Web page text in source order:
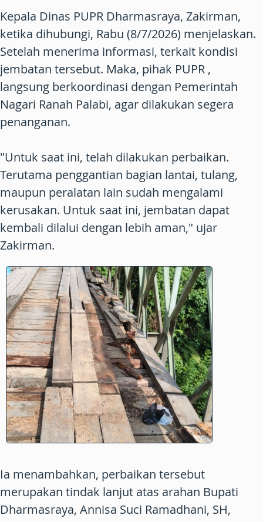
Kepala Dinas PUPR Dharmasraya, Zakirman,
ketika dihubungi, Rabu (8/7/2026) menjelaskan.
Setelah menerima informasi, terkait kondisi
jembatan tersebut. Maka, pihak PUPR ,
langsung berkoordinasi dengan Pemerintah
Nagari Ranah Palabi, agar dilakukan segera
penanganan.
"Untuk saat ini, telah dilakukan perbaikan.
Terutama penggantian bagian lantai, tulang,
maupun peralatan lain sudah mengalami
kerusakan. Untuk saat ini, jembatan dapat
kembali dilalui dengan lebih aman," ujar
Zakirman.
Ia menambahkan, perbaikan tersebut
merupakan tindak lanjut atas arahan Bupati
Dharmasraya, Annisa Suci Ramadhani, SH,